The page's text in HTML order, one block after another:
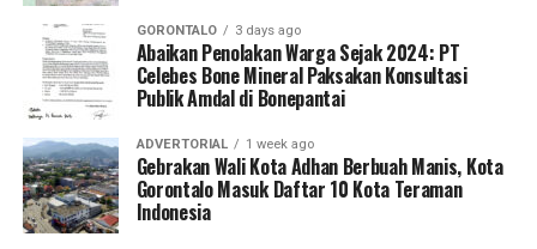
GORONTALO 3 days ago
Abaikan Penolakan Warga Sejak 2024: PT
Celebes Bone Mineral Paksakan Konsultasi
Publik Amdal di Bonepantai
ADVERTORIAL 1 week ago
Gebrakan Wali Kota Adhan Berbuah Manis, Kota
Gorontalo Masuk Daftar 10 Kota Teraman
Indonesia